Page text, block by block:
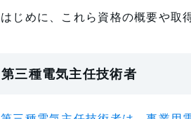
はじめに、これら資格の概要や取
第三種電気主任技術者